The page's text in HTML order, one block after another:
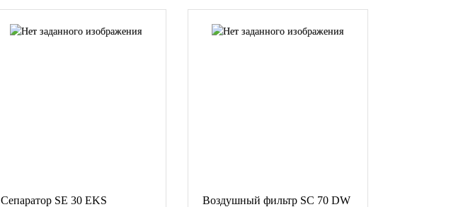
Сепаратор SE 30 EKS Воздушный фильтр SC 70 DW